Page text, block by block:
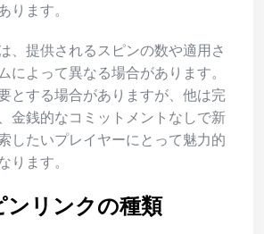
ります。
、提供されるスピンの数や適用さ
によって異なる場合があります。
とする場合がありますが、他は完
金銭的なコミットメントなしで新
したいプレイヤーにとって魅力的
ります。
ンリンクの種類